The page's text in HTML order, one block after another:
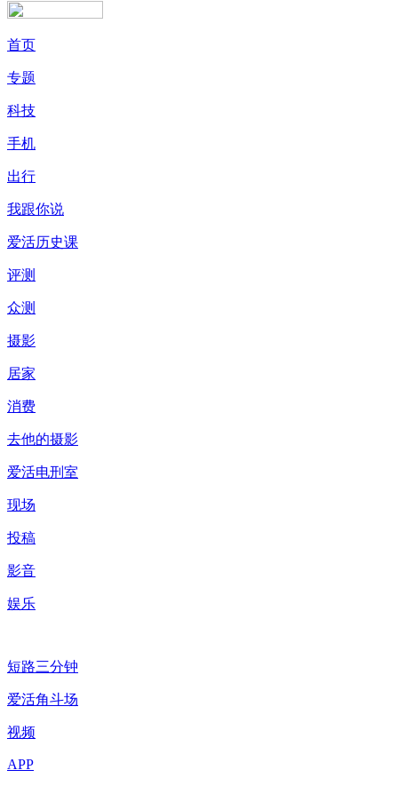
首页
专题
科技
手机
出行
我跟你说
爱活历史课
评测
众测
摄影
居家
消费
去他的摄影
爱活电刑室
现场
投稿
影音
娱乐
短路三分钟
爱活角斗场
视频
APP